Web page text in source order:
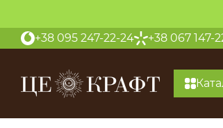
+38 095 247-22-24 +38 067 147-